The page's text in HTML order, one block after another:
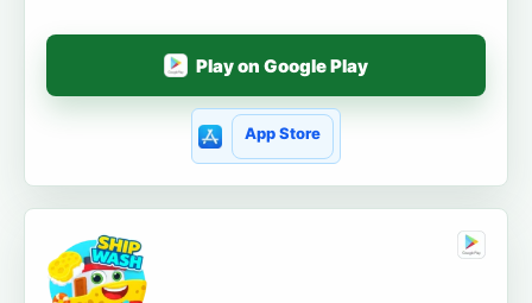
Play on Google Play
App Store